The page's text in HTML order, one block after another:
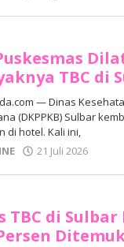
TBC di
— Dinas
(DKPPKB) Sulbar
di hotel. Kali ini,
21 Juli 2026
TBC di